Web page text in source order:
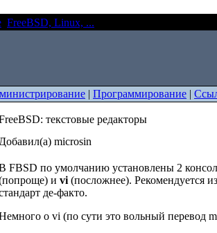
FreeBSD, Linux, ...
| Программирование |
текстовые редакторы
Добавил(а) microsin
FBSD по умолчанию установлены 2
и vi (посложнее). Рекомендуется
де-факто.
о vi (по сути это вольный перевод